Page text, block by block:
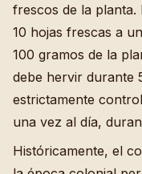
frescos de la planta.
10 hojas frescas a
100 gramos de la
debe hervir durante
estrictamente
una vez al día,
Históricamente, el